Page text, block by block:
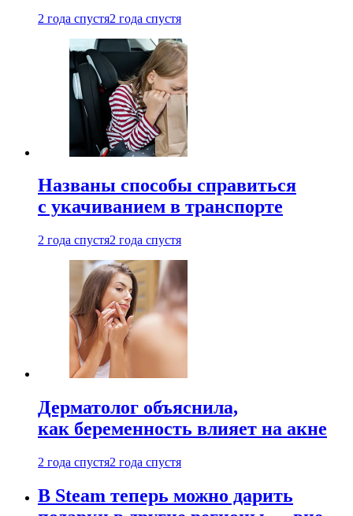
2 года спустя2 года спустя
Названы способы справиться
с укачиванием в транспорте
2 года спустя2 года спустя
Дерматолог объяснила,
как беременность влияет на акне
2 года спустя2 года спустя
В Steam теперь можно дарить